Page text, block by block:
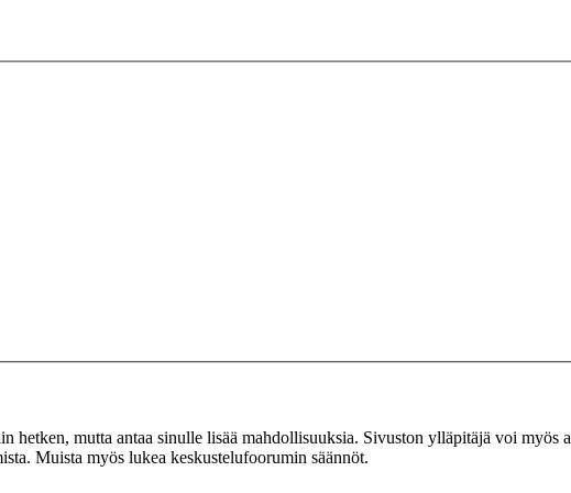
mutta antaa sinulle lisää mahdollisuuksia. Sivuston ylläpitäjä voi myös
Muista myös lukea keskustelufoorumin säännöt.